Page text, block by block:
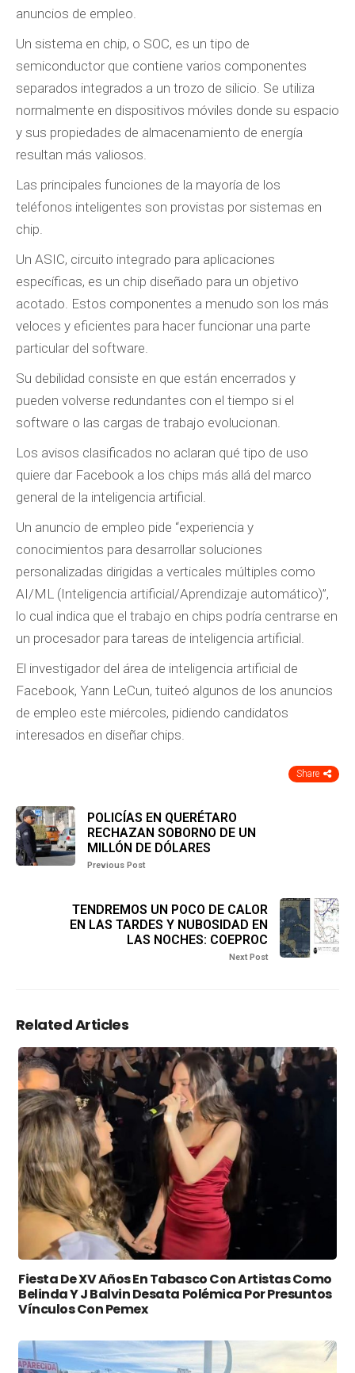
anuncios de empleo.
Un sistema en chip, o SOC, es un tipo de
semiconductor que contiene varios componentes
separados integrados a un trozo de silicio. Se utiliza
normalmente en dispositivos móviles donde su espacio
y sus propiedades de almacenamiento de energía
resultan más valiosos.
Las principales funciones de la mayoría de los
teléfonos inteligentes son provistas por sistemas en
chip.
Un ASIC, circuito integrado para aplicaciones
específicas, es un chip diseñado para un objetivo
acotado. Estos componentes a menudo son los más
veloces y eficientes para hacer funcionar una parte
particular del software.
Su debilidad consiste en que están encerrados y
pueden volverse redundantes con el tiempo si el
software o las cargas de trabajo evolucionan.
Los avisos clasificados no aclaran qué tipo de uso
quiere dar Facebook a los chips más allá del marco
general de la inteligencia artificial.
Un anuncio de empleo pide “experiencia y
conocimientos para desarrollar soluciones
personalizadas dirigidas a verticales múltiples como
AI/ML (Inteligencia artificial/Aprendizaje automático)”,
lo cual indica que el trabajo en chips podría centrarse en
un procesador para tareas de inteligencia artificial.
El investigador del área de inteligencia artificial de
Facebook, Yann LeCun, tuiteó algunos de los anuncios
de empleo este miércoles, pidiendo candidatos
interesados en diseñar chips.
Share
POLICÍAS EN QUERÉTARO
RECHAZAN SOBORNO DE UN
MILLÓN DE DÓLARES
Previous Post
TENDREMOS UN POCO DE CALOR
EN LAS TARDES Y NUBOSIDAD EN
LAS NOCHES: COEPROC
Next Post
Related Articles
Fiesta De XV Años En Tabasco Con Artistas Como
Belinda Y J Balvin Desata Polémica Por Presuntos
Vínculos Con Pemex